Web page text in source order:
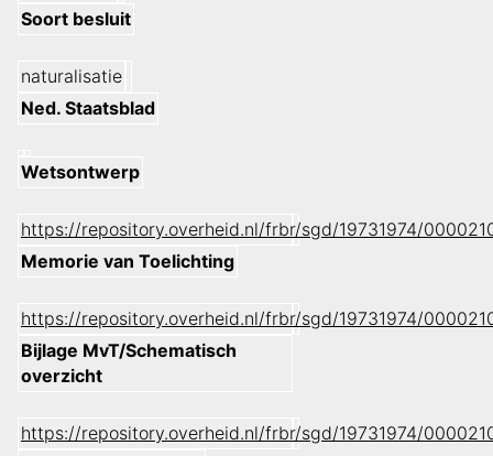
Soort besluit
naturalisatie
Ned. Staatsblad
Wetsontwerp
https://repository.overheid.nl/frbr/sgd/19731974/
Memorie van Toelichting
https://repository.overheid.nl/frbr/sgd/19731974/
Bijlage MvT/Schematisch
overzicht
https://repository.overheid.nl/frbr/sgd/19731974/